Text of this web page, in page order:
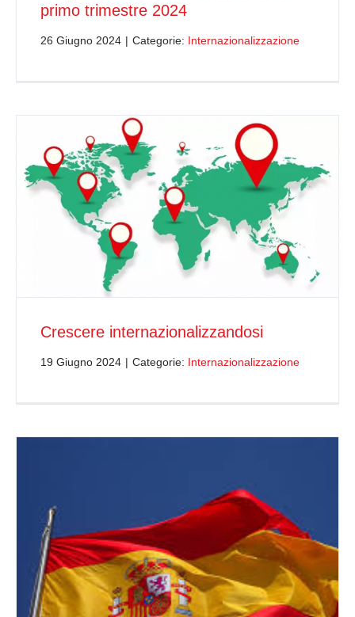
primo trimestre 2024
26 Giugno 2024 | Categorie: Internazionalizzazione
Crescere internazionalizzandosi
19 Giugno 2024 | Categorie: Internazionalizzazione